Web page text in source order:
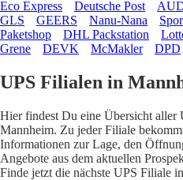
Eco Express
Deutsche Post
GLS
GEERS Nanu-Nana
Paketshop
DHL Packstation
Grene
DEVK McMakler DPD
UPS Filialen in
Hier findest Du eine Übersicht aller
Mannheim. Zu jeder Filiale
Informationen zur Lage, den
Angebote aus dem aktuellen
Finde jetzt die nächste UPS Filiale